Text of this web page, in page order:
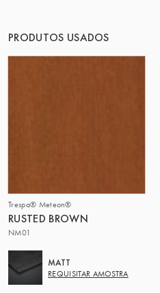
PRODUTOS USADOS
Trespa® Meteon®
RUSTED BROWN
NM01
MATT
REQUISITAR AMOSTRA